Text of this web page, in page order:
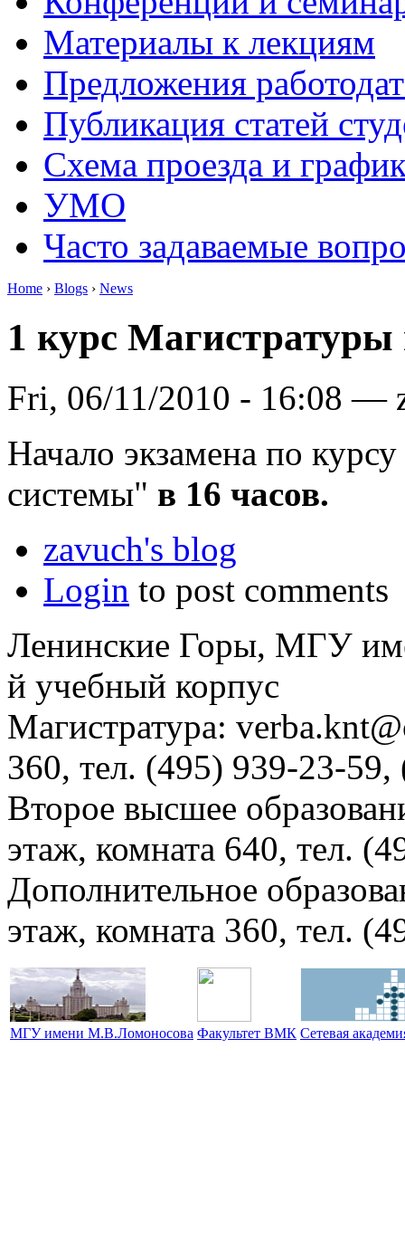
Материалы к лекциям
Предложения
Публикация статей
Схема проезда и
УМО
Часто задаваемые
Home › Blogs › News
1 курс
Fri, 06/11/2010 - 16:08 —
Начало экзамена по
системы" в 16 часов.
zavuch's blog
Login to post comments
Ленинские Горы, МГУ
й учебный корпус
Магистратура:
360, тел. (495) 939-23-
Второе высшее
этаж, комната 640, тел.
Дополнительное
этаж, комната 360, тел.
МГУ имени М.В.Ломоносова Факультет ВМК Сетевая